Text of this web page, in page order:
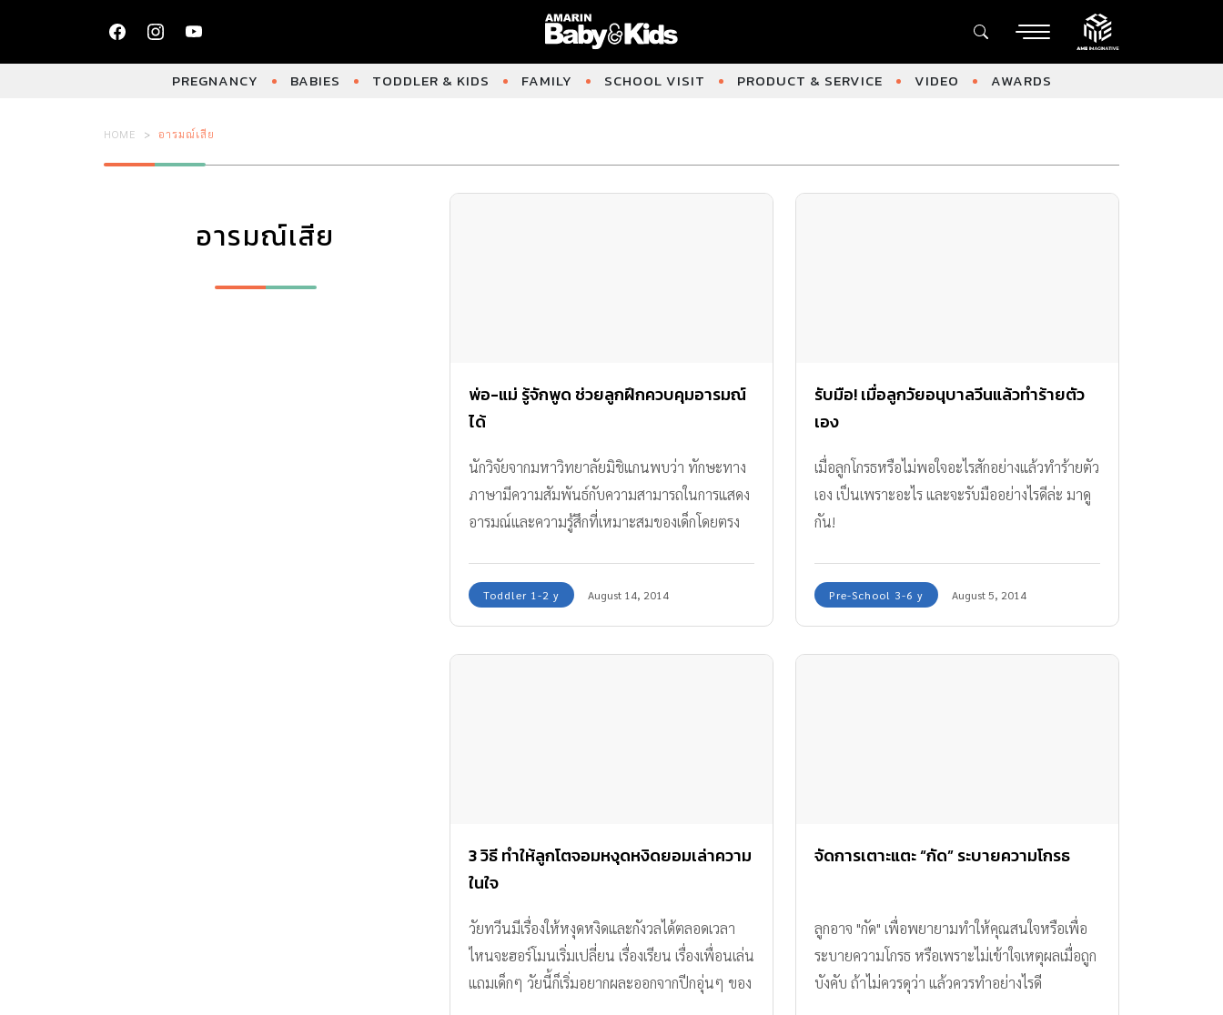
PREGNANCY BABIES TODDLER & KIDS FAMILY SCHOOL VISIT PRODUCT & SERVICE VIDEO AWARDS
HOME อารมณ์เสีย
อารมณ์เสีย
พ่อ-แม่ รู้จักพูด ช่วยลูกฝึกควบคุมอารมณ์
ได้
นักวิจัยจากมหาวิทยาลัยมิชิแกนพบว่า ทักษะทาง
ภาษามีความสัมพันธ์กับความสามารถในการแสดง
อารมณ์และความรู้สึกที่เหมาะสมของเด็กโดยตรง
Toddler 1-2 y August 14, 2014
รับมือ! เมื่อลูกวัยอนุบาลวีนแล้วทำร้ายตัว
เอง
เมื่อลูกโกรธหรือไม่พอใจอะไรสักอย่างแล้วทำร้ายตัว
เอง เป็นเพราะอะไร และจะรับมืออย่างไรดีล่ะ มาดู
กัน!
Pre-School 3-6 y August 5, 2014
3 วิธี ทำให้ลูกโตจอมหงุดหงิดยอมเล่าความ
ในใจ
วัยทวีนมีเรื่องให้หงุดหงิดและกังวลได้ตลอดเวลา
ไหนจะฮอร์โมนเริ่มเปลี่ยน เรื่องเรียน เรื่องเพื่อนเล่น
แถมเด็กๆ วัยนี้ก็เริ่มอยากผละออกจากปีกอุ่นๆ ของ
จัดการเตาะแตะ “กัด” ระบายความโกรธ
ลูกอาจ "กัด" เพื่อพยายามทำให้คุณสนใจหรือเพื่อ
ระบายความโกรธ หรือเพราะไม่เข้าใจเหตุผลเมื่อถูก
บังคับ ถ้าไม่ควรดุว่า แล้วควรทำอย่างไรดี